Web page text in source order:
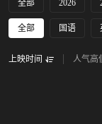
全部 2026
全部 国语
上映时间 人气高